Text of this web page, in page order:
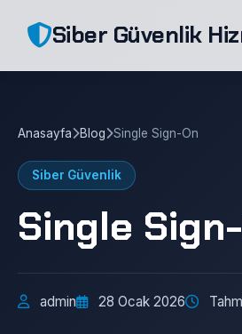
Siber Güvenlik
Anasayfa Blog Single Sign-On
Siber Güvenlik
Single
admin 28 Ocak 2026